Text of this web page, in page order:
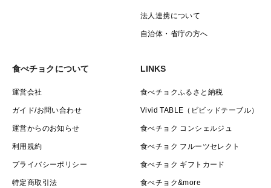
法人連携について
自治体・省庁の方へ
食べチョクについて
運営会社
ガイド/お問い合わせ
運営からのお知らせ
利用規約
プライバシーポリシー
特定商取引法
LINKS
食べチョクふるさと納税
Vivid TABLE（ビビッドテーブル）
食べチョク コンシェルジュ
食べチョク フルーツセレクト
食べチョク ギフトカード
食べチョク&more